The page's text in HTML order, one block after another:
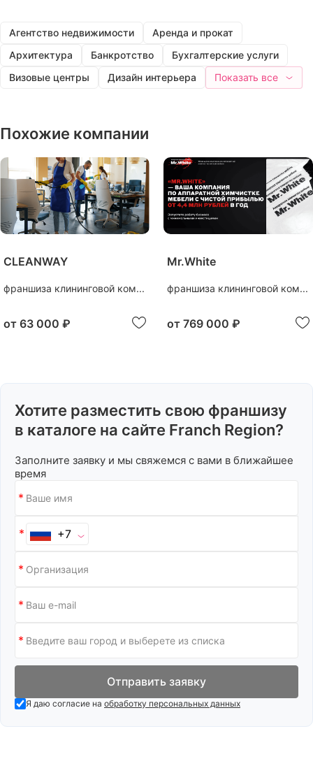
Агентство недвижимости
Аренда и прокат
Архитектура
Банкротство
Бухгалтерские услуги
Визовые центры
Дизайн интерьера Показать все
Похожие компании
CLEANWAY
франшиза клининговой ком...
от 63 000 ₽
Mr.White
франшиза клининговой ком...
от 769 000 ₽
Хотите разместить свою франшизу
в каталоге на сайте Franch Region?
Заполните заявку и мы свяжемся с вами в ближайшее
время
+7
Отправить заявку
Я даю согласие на обработку персональных данных